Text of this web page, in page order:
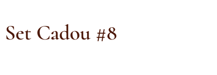
Set Cadou #8